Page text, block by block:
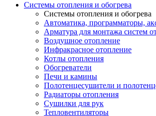
Системы отопления и обогрева
Системы отопления и обогрева
Автоматика, программаторы,
Арматура для монтажа систем
Воздушное отопление
Инфракрасное отопление
Котлы отопления
Обогреватели
Печи и камины
Полотенцесушители и
Радиаторы отопления
Сушилки для рук
Тепловентиляторы